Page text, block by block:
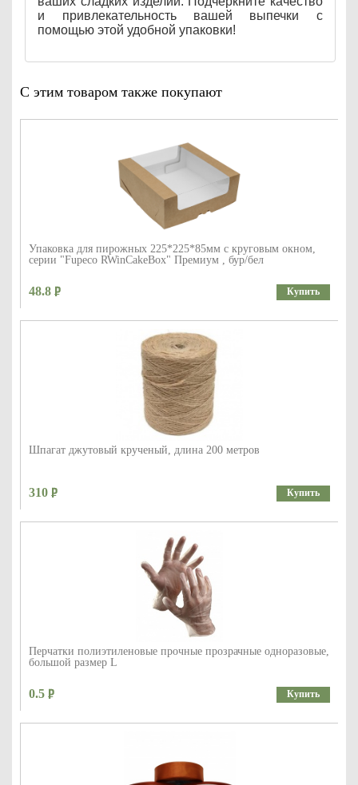
и привлекательность вашей выпечки с
помощью этой удобной упаковки!
С этим товаром также покупают
Упаковка для пирожных 225*225*85мм с круговым окном,
серии "Fupeco RWinCakeBox" Премиум , бур/бел
48.8 Купить
Шпагат джутовый крученый, длина 200 метров
310 Купить
Перчатки полиэтиленовые прочные прозрачные одноразовые,
большой размер L
0.5 Купить